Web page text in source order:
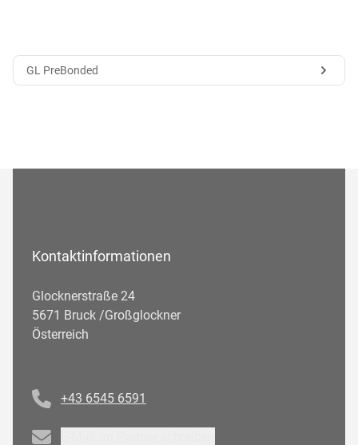
GL PreBonded
Kontaktinformationen
Glocknerstraße 24
5671 Bruck /Großglockner
Österreich
+43 6545 6591
Email